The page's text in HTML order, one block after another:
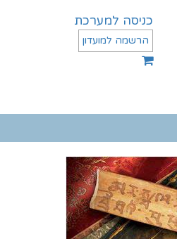
כניסה למערכת
הרשמה למועדון